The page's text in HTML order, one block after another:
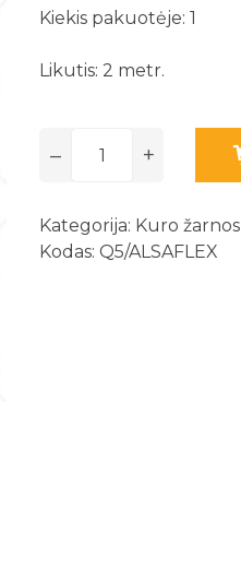
Kiekis pakuotėje: 1
Likutis: 2 metr.
– +
Kategorija: Kuro žarnos
Kodas: Q5/ALSAFLEX